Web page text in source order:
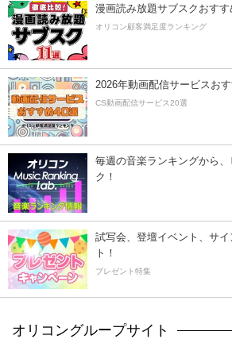
漫画読み放題サブスクおすす
オリコン顧客満足度ランキング
2026年動画配信サービスお
CS動画配信サービス20選
毎週の音楽ランキングから
ク！
試写会、登壇イベント、サ
ト！
プレゼント特集
オリコングループサイト